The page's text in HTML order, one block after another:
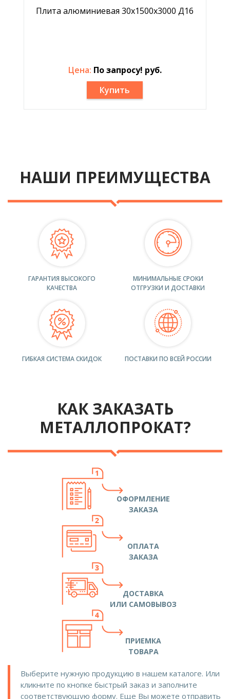
Плита алюминиевая 30х1500х3000 Д16
Цена: По запросу! руб.
Купить
НАШИ ПРЕИМУЩЕСТВА
ГАРАНТИЯ ВЫСОКОГО
КАЧЕСТВА
МИНИМАЛЬНЫЕ СРОКИ
ОТГРУЗКИ И ДОСТАВКИ
ГИБКАЯ СИСТЕМА СКИДОК ПОСТАВКИ ПО ВСЕЙ РОССИИ
КАК ЗАКАЗАТЬ
МЕТАЛЛОПРОКАТ?
ОФОРМЛЕНИЕ
ЗАКАЗА
ОПЛАТА
ЗАКАЗА
ДОСТАВКА
ИЛИ САМОВЫВОЗ
ПРИЕМКА
ТОВАРА
Выберите нужную продукцию в нашем каталоге. Или
кликните по кнопке быстрый заказ и заполните
соответствующую форму. Еще Вы можете отправить